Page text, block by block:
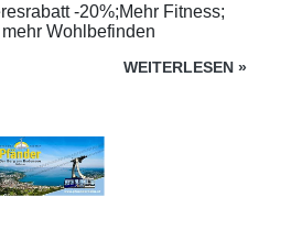
-20%;Mehr Fitness;
Wohlbefinden
WEITERLESEN »